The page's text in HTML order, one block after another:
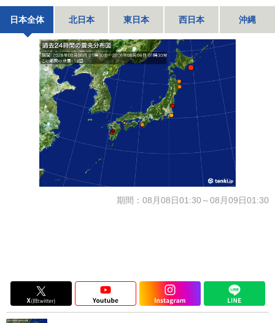
日本全体 北日本 東日本 西日本 沖縄
期間：08月08日01:30～08月09日01:30